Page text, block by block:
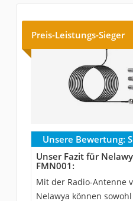
Preis-Leistungs-Sieger
Unsere Bewertung:
Unser Fazit für
FMN001:
Mit der Radio-Antenne
Nelawya können sowohl